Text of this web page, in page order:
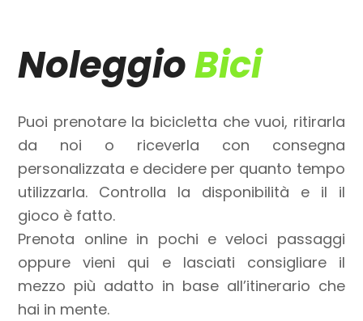
NoleggioBici
Puoi prenotare la bicicletta che vuoi, ritirarla
da noi o riceverla con consegna
personalizzata e decidere per quanto tempo
utilizzarla. Controlla la disponibilità e il il
gioco è fatto.
Prenota online in pochi e veloci passaggi
oppure vieni qui e lasciati consigliare il
mezzo più adatto in base all’itinerario che
hai in mente.